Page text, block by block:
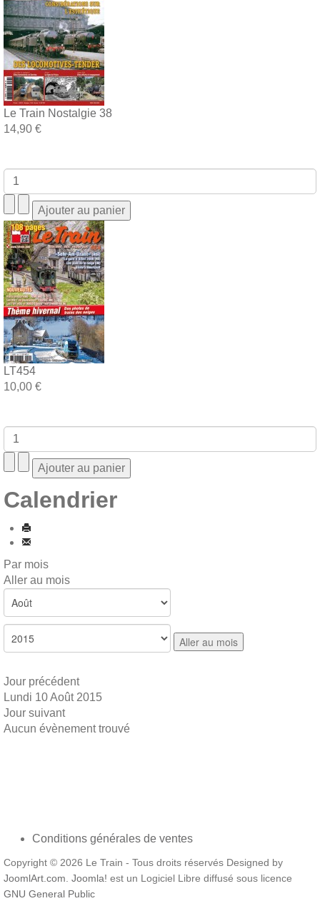
Le Train Nostalgie 38
14,90 €
LT454
10,00 €
Calendrier
Par mois
Aller au mois
Aller au mois
Jour précédent
Lundi 10 Août 2015
Jour suivant
Aucun évènement trouvé
Conditions générales de ventes
Copyright © 2026 Le Train - Tous droits réservés Designed by
JoomlArt.com Joomla! est un Logiciel Libre diffusé sous licence
GNU General Public